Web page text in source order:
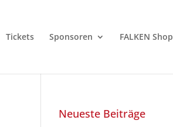
Tickets Sponsoren FALKEN Shop
Neueste Beiträge